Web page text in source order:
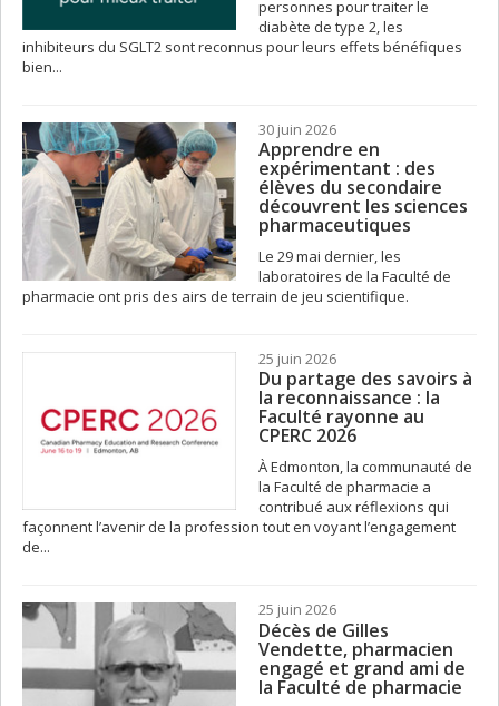
personnes pour traiter le
diabète de type 2, les
inhibiteurs du SGLT2 sont reconnus pour leurs effets bénéfiques
bien...
30 juin 2026
Apprendre en
expérimentant : des
élèves du secondaire
découvrent les sciences
pharmaceutiques
Le 29 mai dernier, les
laboratoires de la Faculté de
pharmacie ont pris des airs de terrain de jeu scientifique.
25 juin 2026
Du partage des savoirs à
la reconnaissance : la
Faculté rayonne au
CPERC 2026
À Edmonton, la communauté de
la Faculté de pharmacie a
contribué aux réflexions qui
façonnent l’avenir de la profession tout en voyant l’engagement
de...
25 juin 2026
Décès de Gilles
Vendette, pharmacien
engagé et grand ami de
la Faculté de pharmacie